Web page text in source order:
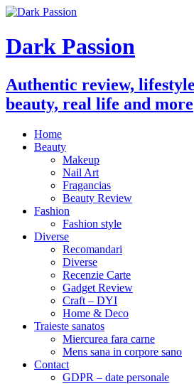
Dark Passion
Authentic review,
beauty, real life and more
Home
Beauty
Makeup
Nail Art
Fragancias
Beauty Review
Fashion
Fashion style
Diverse
Recomandari
Diverse
Recenzie Carte
Gadget Review
Craft – DYI
Home & Deco
Traieste sanatos
Miercurea fara carne
Mens sana in corpore sano
Contact
GDPR – date personale